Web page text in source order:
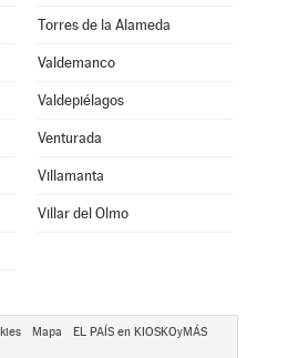
Torres de la Alameda
Valdemanco
Valdepiélagos
Venturada
Villamanta
Villar del Olmo
Mapa
EL PAÍS en KIOSKOyMÁS